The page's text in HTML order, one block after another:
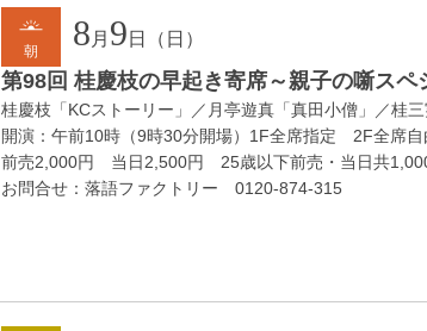
朝 8月 9 日（日）
第98回 桂慶枝の早起き寄席～親子の噺スペ
桂慶枝「KCストーリー」／月亭遊真「真田小僧」／桂
開演：午前10時（9時30分開場）1F全席指定 2F全席自
前売2,000円 当日2,500円 25歳以下前売・当日共
お問合せ：落語ファクトリー 0120-874-315